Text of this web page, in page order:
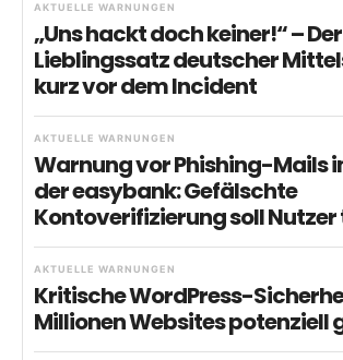
AKTUELLE WARNUNGEN
„Uns hackt doch keiner!“ – Der
Lieblingssatz deutscher
kurz vor dem Incident
AKTUELLE WARNUNGEN
Warnung vor Phishing-Mails
der easybank: Gefälschte
Kontoverifizierung soll
AKTUELLE WARNUNGEN
Kritische WordPress-
Millionen Websites potenziell